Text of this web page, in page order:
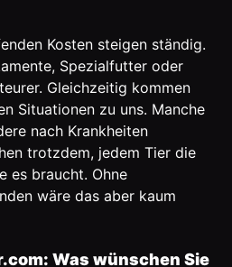
Kosten steigen ständig.
Spezialfutter oder
Gleichzeitig kommen
Situationen zu uns. Manche
nach Krankheiten
trotzdem, jedem Tier die
es braucht. Ohne
wäre das aber kaum
Was wünschen Sie